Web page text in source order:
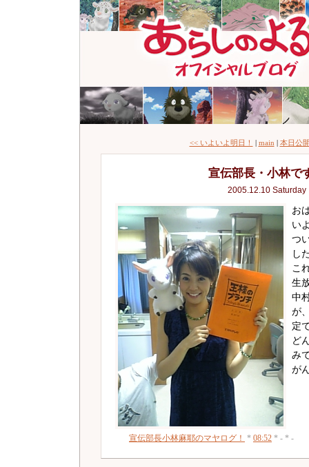
<< いよいよ明日！ | main | 本日公
宣伝部長・小林で
2005.12.10 Saturday
お
い
つ
し
こ
生
中
が
定
ど
み
が
宣伝部長小林麻耶のマヤログ！ * 08:52 * - * -